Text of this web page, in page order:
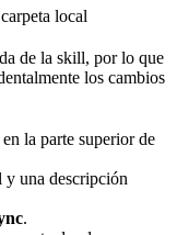
local
de la skill, por lo que
los cambios
en la parte superior de
una descripción
.